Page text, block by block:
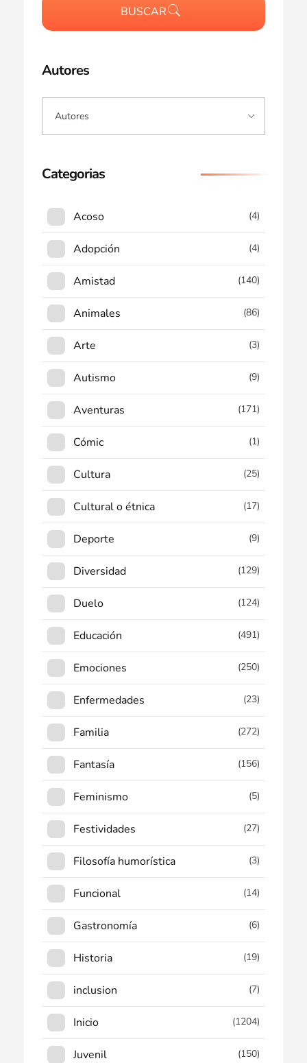
BUSCAR
Autores
Categorias
Acoso (4)
Adopción (4)
Amistad (140)
Animales (86)
Arte (3)
Autismo (9)
Aventuras (171)
Cómic (1)
Cultura (25)
Cultural o étnica (17)
Deporte (9)
Diversidad (129)
Duelo (124)
Educación (491)
Emociones (250)
Enfermedades (23)
Familia (272)
Fantasía (156)
Feminismo (5)
Festividades (27)
Filosofía humorística (3)
Funcional (14)
Gastronomía (6)
Historia (19)
inclusion (7)
Inicio (1204)
Juvenil (150)